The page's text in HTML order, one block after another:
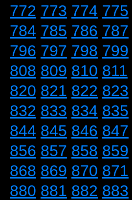
772 773 774 775
784 785 786 787
796 797 798 799
808 809 810 811
820 821 822 823
832 833 834 835
844 845 846 847
856 857 858 859
868 869 870 871
880 881 882 883